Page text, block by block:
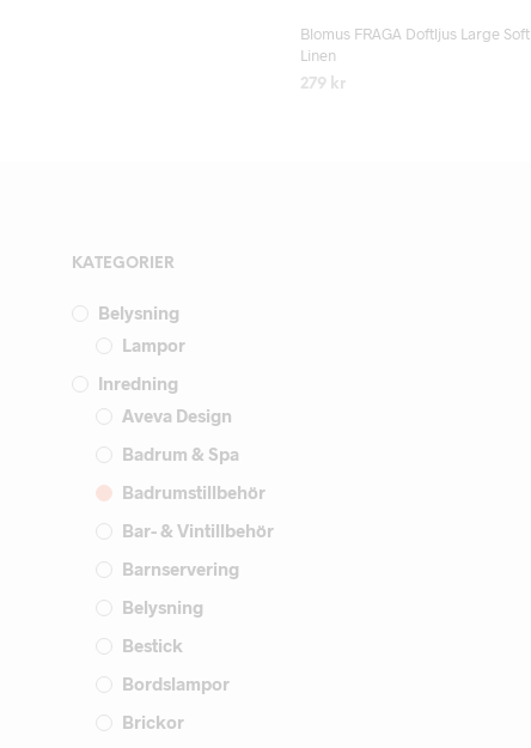
Blomus FRAGA Doftljus Large Soft
Linen
279 kr
KATEGORIER
Belysning
Lampor
Inredning
Aveva Design
Badrum & Spa
Badrumstillbehör
Bar- & Vintillbehör
Barnservering
Belysning
Bestick
Bordslampor
Brickor